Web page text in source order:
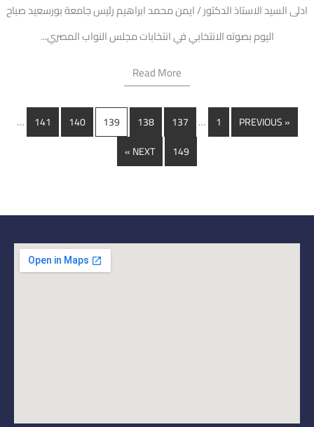
ادلى السيد الاستاذ الدكتور / ايمن محمد ابراهيم رئيس جامعة بورسعيد صباح
اليوم بصوته الانتخابي في انتخابات مجلس النواب المصري...
Read More
« PREVIOUS
1
…
137
138
139
140
141
…
149
NEXT »